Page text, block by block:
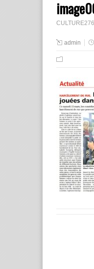
CULTURE276
admin